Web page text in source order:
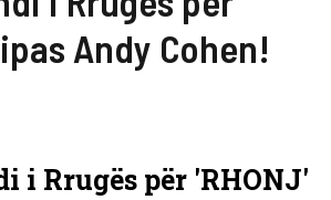
Andy Cohen!
i Rrugës për 'RHONJ'